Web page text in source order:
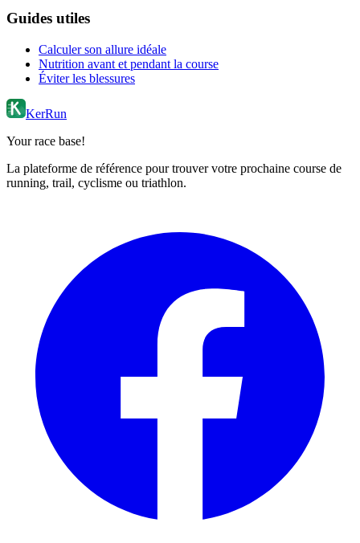
Guides utiles
Calculer son allure idéale
Nutrition avant et pendant la course
Éviter les blessures
KerRun
Your race base!
La plateforme de référence pour trouver votre prochaine course de
running, trail, cyclisme ou triathlon.